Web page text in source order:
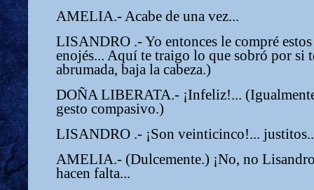
AMELIA.- Acabe de una vez...
LISANDRO .- Yo entonces le compré
enojés... Aquí te traigo lo que sobró por si
abrumada, baja la cabeza.)
DOÑA LIBERATA.- ¡Infeliz!...
gesto compasivo.)
LISANDRO .- ¡Son veinticinco!...
AMELIA.- (Dulcemente.) ¡No, no
hacen falta...